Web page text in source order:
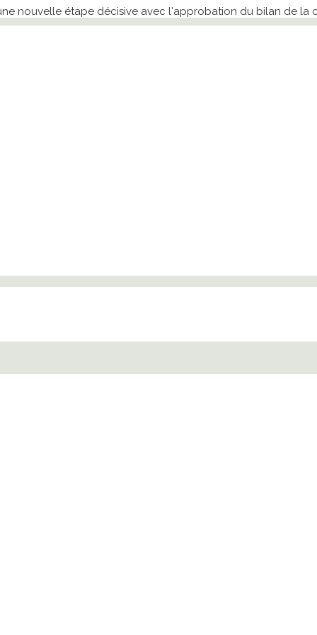
nouvelle étape décisive avec l'approbation du bilan de la